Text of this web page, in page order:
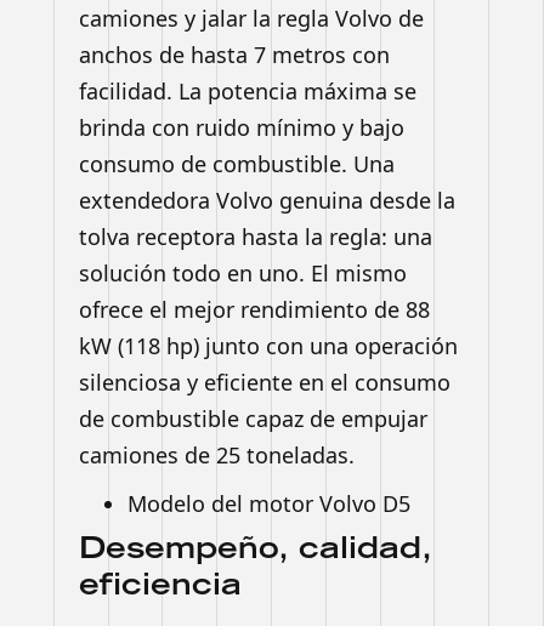
camiones y jalar la regla Volvo de
anchos de hasta 7 metros con
facilidad. La potencia máxima se
brinda con ruido mínimo y bajo
consumo de combustible. Una
extendedora Volvo genuina desde la
tolva receptora hasta la regla: una
solución todo en uno. El mismo
ofrece el mejor rendimiento de 88
kW (118 hp) junto con una operación
silenciosa y eficiente en el consumo
de combustible capaz de empujar
camiones de 25 toneladas.
Modelo del motor Volvo D5
Desempeño, calidad,
eficiencia